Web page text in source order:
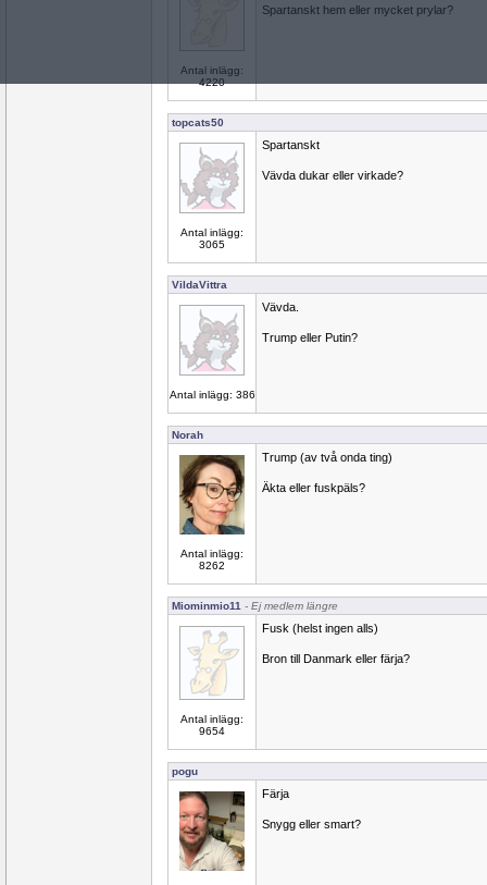
Antal inlägg:
4220
Spartanskt hem eller mycket prylar?
topcats50
Antal inlägg:
3065
Spartanskt
Vävda dukar eller virkade?
VildaVittra
Antal inlägg: 386
Vävda.
Trump eller Putin?
Norah
Antal inlägg:
8262
Trump (av två onda ting)
Äkta eller fuskpäls?
Miominmio11 - Ej medlem längre
Antal inlägg:
9654
Fusk (helst ingen alls)
Bron till Danmark eller färja?
pogu
Färja
Snygg eller smart?